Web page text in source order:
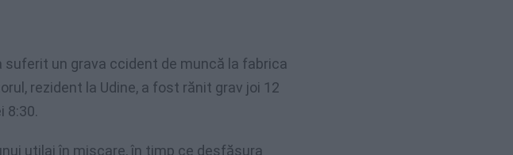
suferit un grava ccident de muncă la fabrica
rezident la Udine, a fost rănit grav joi 12
8:30.
utilaj în mișcare, în timp ce desfășura